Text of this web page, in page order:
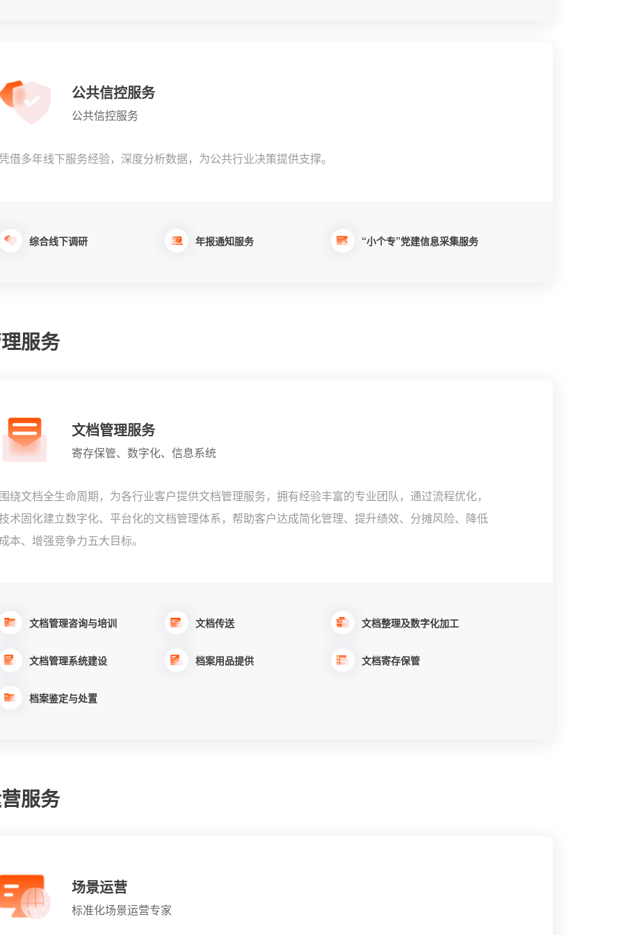
公共信控服务
公共信控服务
借多年线下服务经验，深度分析数据，为公共行业决策提供支撑。
综合线下调研 年报通知服务 “小个专”党建信息采集服务
服务
文档管理服务
寄存保管、数字化、信息系统
绕文档全生命周期，为各行业客户提供文档管理服务，拥有经验丰富的专业团队，通过流程优化，
术固化建立数字化、平台化的文档管理体系，帮助客户达成简化管理、提升绩效、分摊风险、降低
本、增强竞争力五大目标。
文档管理咨询与培训 文档传送 文档整理及数字化加工
文档管理系统建设 档案用品提供 文档寄存保管
档案鉴定与处置
服务
场景运营
标准化场景运营专家